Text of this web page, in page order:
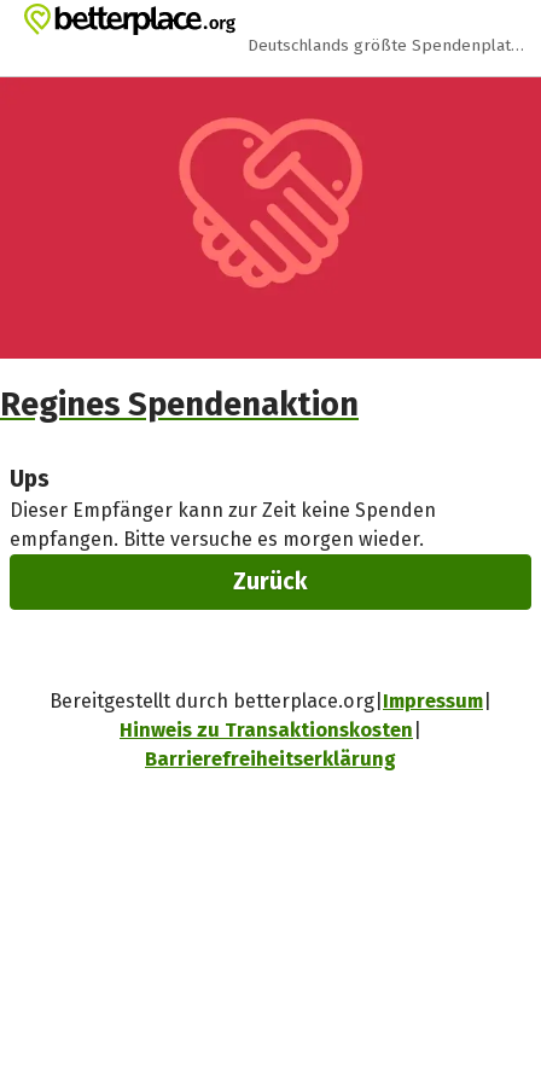
Zum Hauptinhalt springen
Erklärung zur Barrierefreiheit anzeigen
Deutschlands größte Spendenplattform
Regines Spendenaktion
Ups
Dieser Empfänger kann zur Zeit keine Spenden
empfangen. Bitte versuche es morgen wieder.
Zurück
Bereitgestellt durch betterplace.org Impressum
Hinweis zu Transaktionskosten
Barrierefreiheitserklärung